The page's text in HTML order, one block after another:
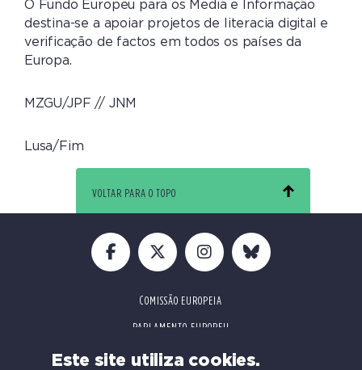
O Fundo Europeu para os Media e Informação
destina-se a apoiar projetos de literacia digital e
verificação de factos em todos os países da
Europa.
MZGU/JPF // JNM
Lusa/Fim
VOLTAR PARA O TOPO
COMISSÃO EUROPEIA
PARLAMENTO EUROPEU
CONFERÊNCIAS
Este site utiliza cookies.